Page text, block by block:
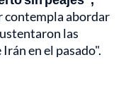
contempla abordar
las
en el pasado".